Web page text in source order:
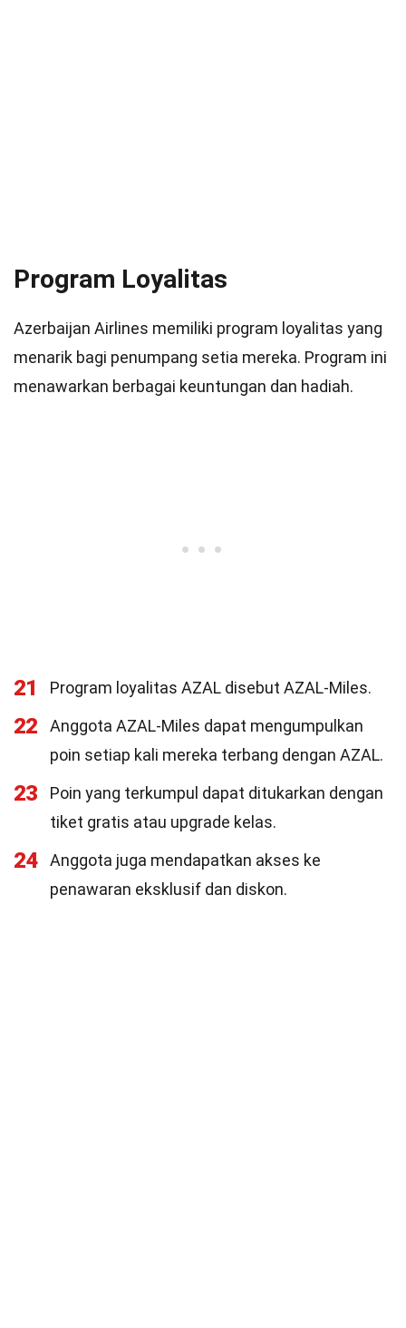
Program Loyalitas
Azerbaijan Airlines memiliki program loyalitas yang
menarik bagi penumpang setia mereka. Program ini
menawarkan berbagai keuntungan dan hadiah.
21 Program loyalitas AZAL disebut AZAL-Miles.
22
Anggota AZAL-Miles dapat mengumpulkan
poin setiap kali mereka terbang dengan AZAL.
23
Poin yang terkumpul dapat ditukarkan dengan
tiket gratis atau upgrade kelas.
24
Anggota juga mendapatkan akses ke
penawaran eksklusif dan diskon.